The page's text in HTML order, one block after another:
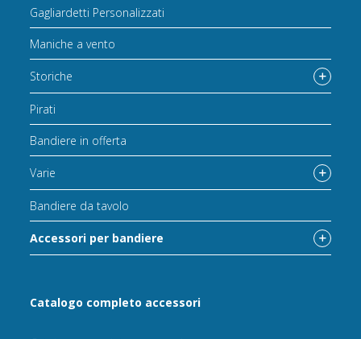
Gagliardetti Personalizzati
Maniche a vento
Storiche
Pirati
Bandiere in offerta
Varie
Bandiere da tavolo
Accessori per bandiere
Catalogo completo accessori